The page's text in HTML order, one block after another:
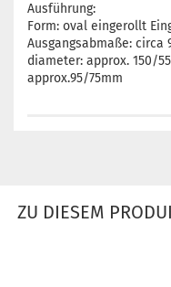
Ausführung:
Form: oval eingerollt
Ausgangsabmaße:
diameter: approx. 150/
approx.95/75mm
ZU DIESEM